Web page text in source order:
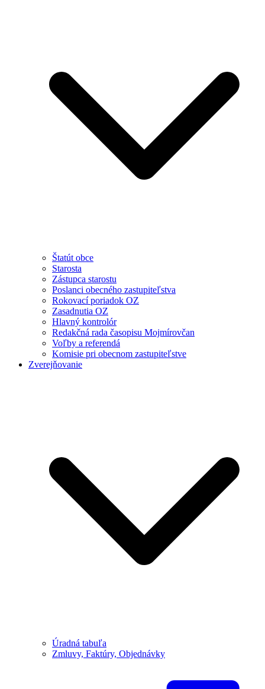
Štatút obce
Starosta
Zástupca starostu
Poslanci obecného zastupiteľstva
Rokovací poriadok OZ
Zasadnutia OZ
Hlavný kontrolór
Redakčná rada časopisu Mojmírovčan
Voľby a referendá
Komisie pri obecnom zastupiteľstve
Zverejňovanie
Úradná tabuľa
Zmluvy, Faktúry, Objednávky